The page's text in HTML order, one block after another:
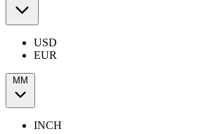
USD
EUR
ММ
INCH